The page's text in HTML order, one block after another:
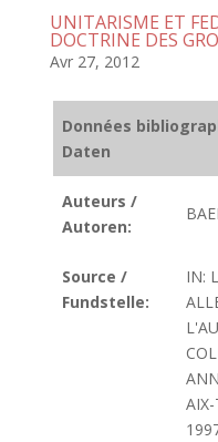
UNITARISME ET
DOCTRINE DES
Avr 27, 2012
Données
Daten
Auteurs /
Autoren:
Source /
Fundstelle:
IN: